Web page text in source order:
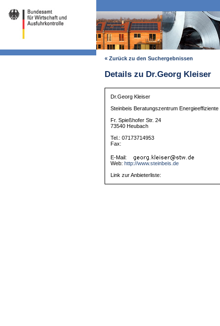
« Zurück zu den Suchergebnissen
Details zu Dr.Georg Kleiser
Dr.Georg Kleiser
Steinbeis Beratungszentrum
Fr. Spießhofer Str. 24
73540 Heubach
Tel.: 07173714953
Fax:
E-Mail:
Web: http://www.steinbeis.de
Link zur Anbieterliste: